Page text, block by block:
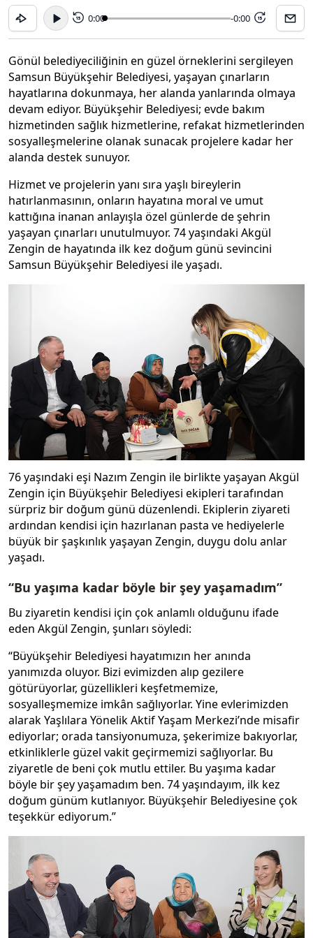
15 0:00 -0:00 15
Gönül belediyeciliğinin en güzel örneklerini sergileyen
Samsun Büyükşehir Belediyesi, yaşayan çınarların
hayatlarına dokunmaya, her alanda yanlarında olmaya
devam ediyor. Büyükşehir Belediyesi; evde bakım
hizmetinden sağlık hizmetlerine, refakat hizmetlerinden
sosyalleşmelerine olanak sunacak projelere kadar her
alanda destek sunuyor.
Hizmet ve projelerin yanı sıra yaşlı bireylerin
hatırlanmasının, onların hayatına moral ve umut
kattığına inanan anlayışla özel günlerde de şehrin
yaşayan çınarları unutulmuyor. 74 yaşındaki Akgül
Zengin de hayatında ilk kez doğum günü sevincini
Samsun Büyükşehir Belediyesi ile yaşadı.
76 yaşındaki eşi Nazım Zengin ile birlikte yaşayan Akgül
Zengin için Büyükşehir Belediyesi ekipleri tarafından
sürpriz bir doğum günü düzenlendi. Ekiplerin ziyareti
ardından kendisi için hazırlanan pasta ve hediyelerle
büyük bir şaşkınlık yaşayan Zengin, duygu dolu anlar
yaşadı.
“Bu yaşıma kadar böyle bir şey yaşamadım”
Bu ziyaretin kendisi için çok anlamlı olduğunu ifade
eden Akgül Zengin, şunları söyledi:
“Büyükşehir Belediyesi hayatımızın her anında
yanımızda oluyor. Bizi evimizden alıp gezilere
götürüyorlar, güzellikleri keşfetmemize,
sosyalleşmemize imkân sağlıyorlar. Yine evlerimizden
alarak Yaşlılara Yönelik Aktif Yaşam Merkezi’nde misafir
ediyorlar; orada tansiyonumuza, şekerimize bakıyorlar,
etkinliklerle güzel vakit geçirmemizi sağlıyorlar. Bu
ziyaretle de beni çok mutlu ettiler. Bu yaşıma kadar
böyle bir şey yaşamadım ben. 74 yaşındayım, ilk kez
doğum günüm kutlanıyor. Büyükşehir Belediyesine çok
teşekkür ediyorum.”